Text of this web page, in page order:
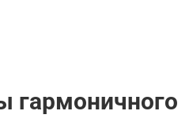
гармоничного